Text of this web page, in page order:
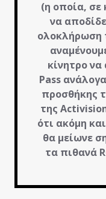
(η οποία, σε
να
ολοκλήρωση
κίνητρο να
Pass
προσθήκης
της
ότι ακόμη
θα μείωνε
τα πιθανά